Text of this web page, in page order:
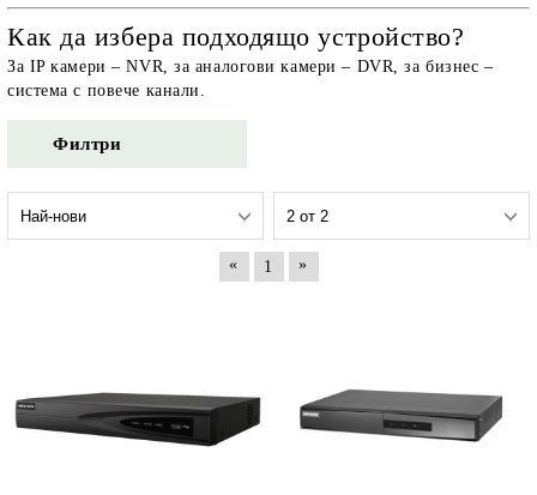
Как да избера подходящо устройство?
За IP камери – NVR, за аналогови камери – DVR, за бизнес –
система с повече канали.
Филтри
« 1 »